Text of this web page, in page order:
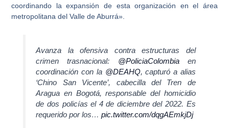
coordinando la expansión de esta organización en el área
metropolitana del Valle de Aburrá».
Avanza la ofensiva contra estructuras del
crimen trasnacional: @PoliciaColombiaen
coordinación con la @DEAHQ, capturó a alias
‘Chino San Vicente’, cabecilla del Tren de
Aragua en Bogotá, responsable del homicidio
de dos policías el 4 de diciembre del 2022. Es
requerido por los…pic.twitter.com/dqgAEmkjDj